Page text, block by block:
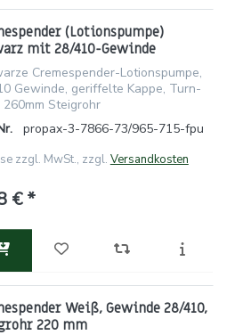
(Lotionspumpe)
mit 28/410-Gewinde
Cremespender-Lotionspumpe,
Gewinde, geriffelte Kappe, Turn-
260mm Steigrohr
propax-3-7866-73/965-715-fpu
zzgl. MwSt., zzgl. Versandkosten
€ *
Weiß, Gewinde 28/410,
220 mm